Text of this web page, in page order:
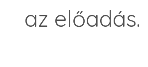
az előadás.